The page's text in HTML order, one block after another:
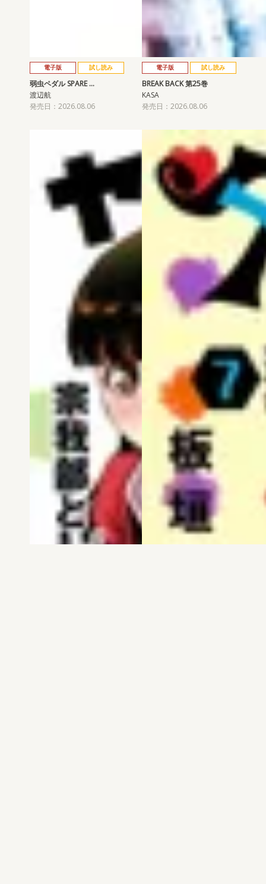
電子版 試し読み
弱虫ペダル SPARE …
渡辺航
発売日：2026.08.06
電子版 試し読み
BREAK BACK 第25巻
KASA
発売日：2026.08.06